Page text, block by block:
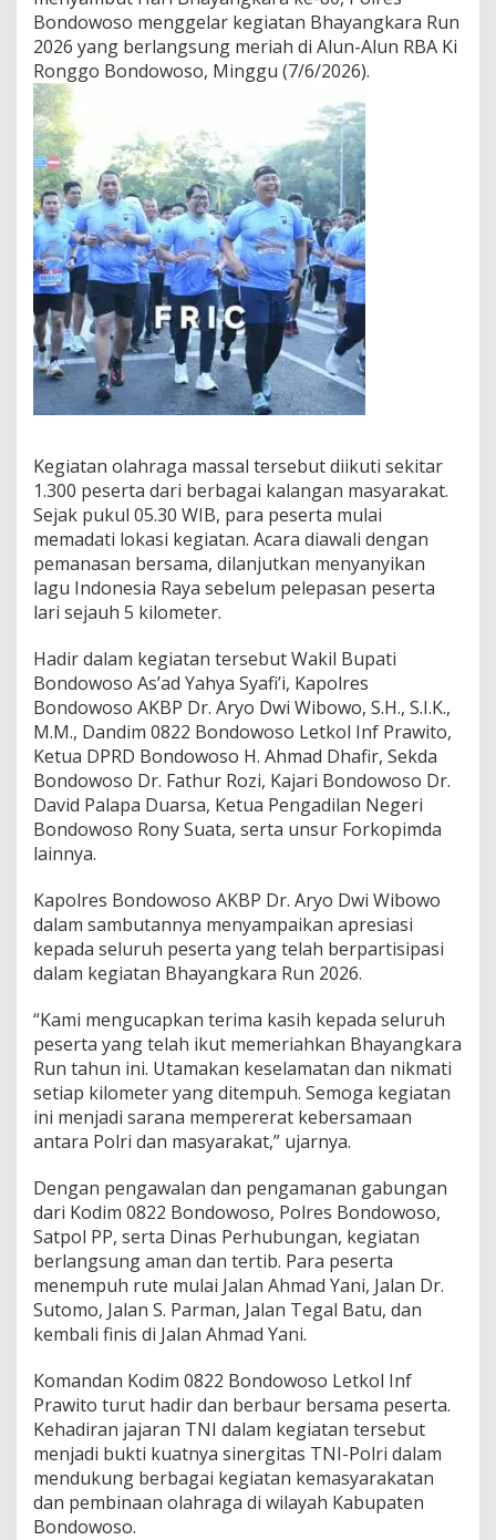
Bondowoso menggelar kegiatan Bhayangkara Run
2026 yang berlangsung meriah di Alun-Alun RBA Ki
Ronggo Bondowoso, Minggu (7/6/2026).
Kegiatan olahraga massal tersebut diikuti sekitar
1.300 peserta dari berbagai kalangan masyarakat.
Sejak pukul 05.30 WIB, para peserta mulai
memadati lokasi kegiatan. Acara diawali dengan
pemanasan bersama, dilanjutkan menyanyikan
lagu Indonesia Raya sebelum pelepasan peserta
lari sejauh 5 kilometer.
Hadir dalam kegiatan tersebut Wakil Bupati
Bondowoso As’ad Yahya Syafi’i, Kapolres
Bondowoso AKBP Dr. Aryo Dwi Wibowo, S.H., S.I.K.,
M.M., Dandim 0822 Bondowoso Letkol Inf Prawito,
Ketua DPRD Bondowoso H. Ahmad Dhafir, Sekda
Bondowoso Dr. Fathur Rozi, Kajari Bondowoso Dr.
David Palapa Duarsa, Ketua Pengadilan Negeri
Bondowoso Rony Suata, serta unsur Forkopimda
lainnya.
Kapolres Bondowoso AKBP Dr. Aryo Dwi Wibowo
dalam sambutannya menyampaikan apresiasi
kepada seluruh peserta yang telah berpartisipasi
dalam kegiatan Bhayangkara Run 2026.
“Kami mengucapkan terima kasih kepada seluruh
peserta yang telah ikut memeriahkan Bhayangkara
Run tahun ini. Utamakan keselamatan dan nikmati
setiap kilometer yang ditempuh. Semoga kegiatan
ini menjadi sarana mempererat kebersamaan
antara Polri dan masyarakat,” ujarnya.
Dengan pengawalan dan pengamanan gabungan
dari Kodim 0822 Bondowoso, Polres Bondowoso,
Satpol PP, serta Dinas Perhubungan, kegiatan
berlangsung aman dan tertib. Para peserta
menempuh rute mulai Jalan Ahmad Yani, Jalan Dr.
Sutomo, Jalan S. Parman, Jalan Tegal Batu, dan
kembali finis di Jalan Ahmad Yani.
Komandan Kodim 0822 Bondowoso Letkol Inf
Prawito turut hadir dan berbaur bersama peserta.
Kehadiran jajaran TNI dalam kegiatan tersebut
menjadi bukti kuatnya sinergitas TNI-Polri dalam
mendukung berbagai kegiatan kemasyarakatan
dan pembinaan olahraga di wilayah Kabupaten
Bondowoso.